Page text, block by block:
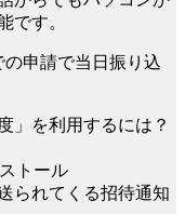
です。
申請で当日振り込
」を利用するには？
トール
られてくる招待通知